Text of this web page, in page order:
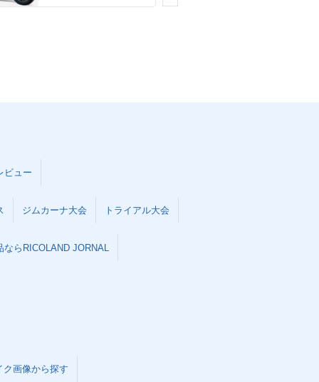
ビュー
ジムカーナ大会 トライアル大会
ならRICOLAND JORNAL
ク画像から探す